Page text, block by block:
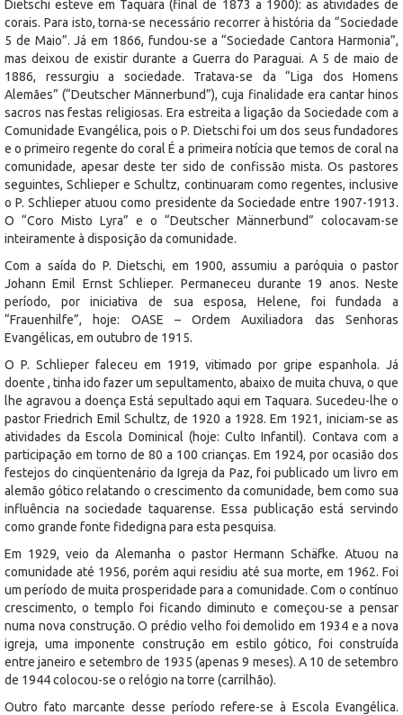
Dietschi esteve em Taquara (final de 1873 a 1900): as atividades de
corais. Para isto, torna-se necessário recorrer à história da “Sociedade
5 de Maio”. Já em 1866, fundou-se a “Sociedade Cantora Harmonia”,
mas deixou de existir durante a Guerra do Paraguai. A 5 de maio de
1886, ressurgiu a sociedade. Tratava-se da “Liga dos Homens
Alemães” (“Deutscher Männerbund”), cuja finalidade era cantar hinos
sacros nas festas religiosas. Era estreita a ligação da Sociedade com a
Comunidade Evangélica, pois o P. Dietschi foi um dos seus fundadores
e o primeiro regente do coral É a primeira notícia que temos de coral na
comunidade, apesar deste ter sido de confissão mista. Os pastores
seguintes, Schlieper e Schultz, continuaram como regentes, inclusive
o P. Schlieper atuou como presidente da Sociedade entre 1907-1913.
O “Coro Misto Lyra” e o “Deutscher Männerbund” colocavam-se
inteiramente à disposição da comunidade.
Com a saída do P. Dietschi, em 1900, assumiu a paróquia o pastor
Johann Emil Ernst Schlieper. Permaneceu durante 19 anos. Neste
período, por iniciativa de sua esposa, Helene, foi fundada a
“Frauenhilfe”, hoje: OASE – Ordem Auxiliadora das Senhoras
Evangélicas, em outubro de 1915.
O P. Schlieper faleceu em 1919, vitimado por gripe espanhola. Já
doente , tinha ido fazer um sepultamento, abaixo de muita chuva, o que
lhe agravou a doença Está sepultado aqui em Taquara. Sucedeu-lhe o
pastor Friedrich Emil Schultz, de 1920 a 1928. Em 1921, iniciam-se as
atividades da Escola Dominical (hoje: Culto Infantil). Contava com a
participação em torno de 80 a 100 crianças. Em 1924, por ocasião dos
festejos do cinqüentenário da Igreja da Paz, foi publicado um livro em
alemão gótico relatando o crescimento da comunidade, bem como sua
influência na sociedade taquarense. Essa publicação está servindo
como grande fonte fidedigna para esta pesquisa.
Em 1929, veio da Alemanha o pastor Hermann Schäfke. Atuou na
comunidade até 1956, porém aqui residiu até sua morte, em 1962. Foi
um período de muita prosperidade para a comunidade. Com o contínuo
crescimento, o templo foi ficando diminuto e começou-se a pensar
numa nova construção. O prédio velho foi demolido em 1934 e a nova
igreja, uma imponente construção em estilo gótico, foi construída
entre janeiro e setembro de 1935 (apenas 9 meses). A 10 de setembro
de 1944 colocou-se o relógio na torre (carrilhão).
Outro fato marcante desse período refere-se à Escola Evangélica.